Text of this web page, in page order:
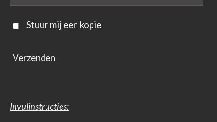
Stuur mij een kopie
Verzenden
Invulinstructies: